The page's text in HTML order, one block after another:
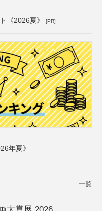
《2026夏》 [PR]
年夏》
一覧